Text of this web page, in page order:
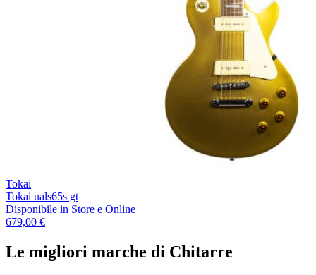
Tokai
Tokai uals65s gt
Disponibile in Store e Online
679,00 €
Le migliori marche di Chitarre